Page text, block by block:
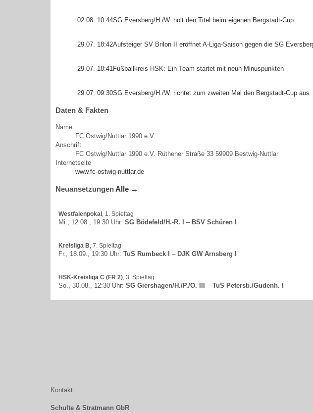
02.08. 10:44SG Eversberg/H./W. holt den Titel beim eigenen Bergstadt-Cup
29.07. 18:42Aufsteiger SV Brilon II eröffnet A-Liga-Saison gegen die SG
29.07. 18:41 Fußballkreis HSK: Ein Team startet mit neun Minuspunkten
29.07. 09:30SG Eversberg/H./W. richtet zum zweiten Mal den Bergstadt-Cup aus
Daten & Fakten
Name
FC Ostwig/Nuttlar 1990 e.V.
Anschrift
FC Ostwig/Nuttlar 1990 e.V. Rüthener Straße 33 59909 Bestwig-Nuttlar
Internetseite
www.fc-ostwig-nuttlar.de
NeuansetzungenAlle →
Westfalenpokal , 1. Spieltag
Mi., 12.08., 19:30 Uhr:SG Bödefeld/H.-R. I – BSV Schüren I
Kreisliga B , 7. Spieltag
Fr., 18.09., 19:30 Uhr:TuS Rumbeck I – DJK GW Arnsberg I
HSK-Kreisliga C (FR 2) , 3. Spieltag
So., 30.08., 12:30 Uhr:SG Giershagen/H./P./O. III –TuS Petersb./Gudenh. I
Kontakt:
Schulte & Stratmann GbR